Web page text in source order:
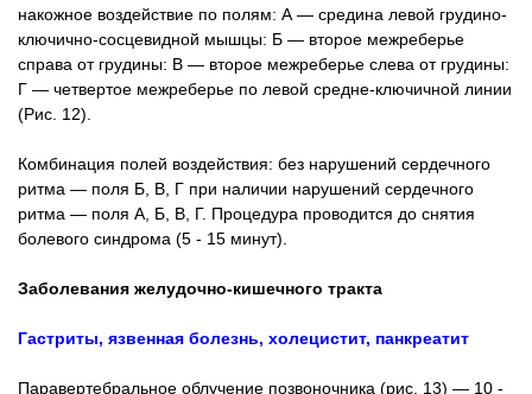
накожное воздействие по полям: А — средина левой грудино-
ключично-сосцевидной мышцы: Б — второе межреберье
справа от грудины: В — второе межреберье слева от грудины:
Г — четвертое межреберье по левой средне-ключичной линии
(Рис. 12).
Комбинация полей воздействия: без нарушений сердечного
ритма — поля Б, В, Г при наличии нарушений сердечного
ритма — поля А, Б, В, Г. Процедура проводится до снятия
болевого синдрома (5 - 15 минут).
Заболевания желудочно-кишечного тракта
Гастриты, язвенная болезнь, холецистит, панкреатит
Паравертебральное облучение позвоночника (рис. 13) — 10 -